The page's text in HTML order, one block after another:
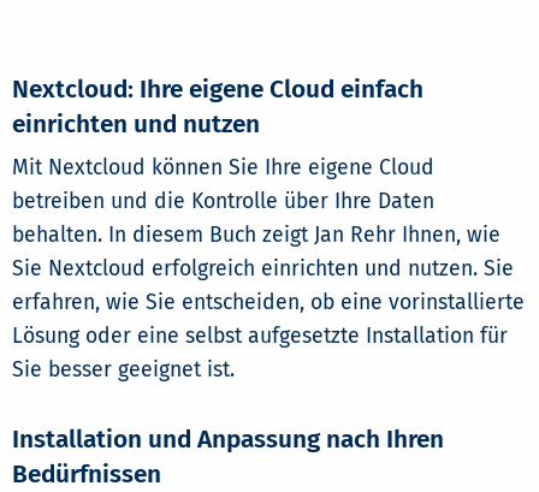
Nextcloud: Ihre eigene Cloud einfach
einrichten und nutzen
Mit Nextcloud können Sie Ihre eigene Cloud
betreiben und die Kontrolle über Ihre Daten
behalten. In diesem Buch zeigt Jan Rehr Ihnen, wie
Sie Nextcloud erfolgreich einrichten und nutzen. Sie
erfahren, wie Sie entscheiden, ob eine vorinstallierte
Lösung oder eine selbst aufgesetzte Installation für
Sie besser geeignet ist.
Installation und Anpassung nach Ihren
Bedürfnissen